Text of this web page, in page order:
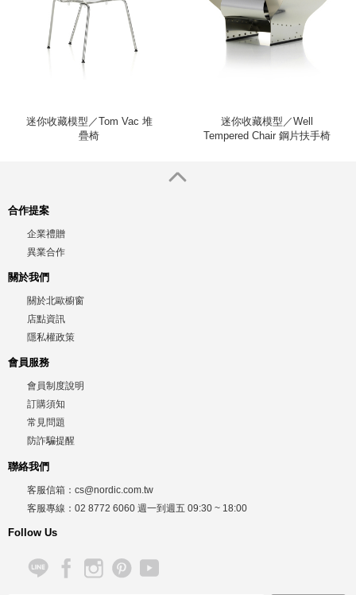
迷你收藏模型／Tom Vac 堆
疊椅
迷你收藏模型／Well
Tempered Chair 鋼片扶手椅
合作提案
企業禮贈
異業合作
關於我們
關於北歐櫥窗
店點資訊
隱私權政策
會員服務
會員制度說明
訂購須知
常見問題
防詐騙提醒
聯絡我們
客服信箱： cs@nordic.com.tw
客服專線： 02 8772 6060 週一到週五 09:30 ~ 18:00
Follow Us